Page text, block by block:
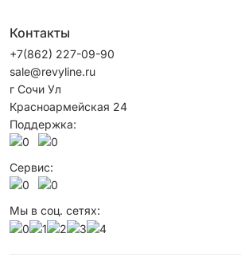
Контакты
+7(862) 227-09-90
sale@revyline.ru
г Сочи Ул
Красноармейская 24
Поддержка:
Сервис:
Мы в соц. сетях: